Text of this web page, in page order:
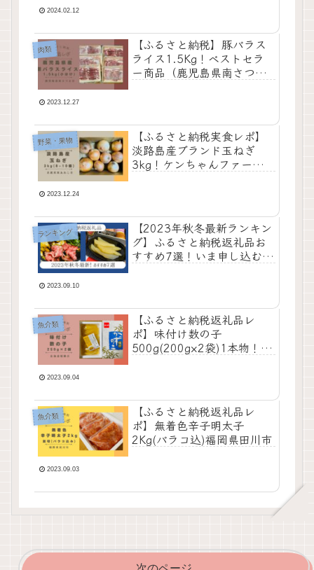
2024.02.12
肉類
【ふるさと納税】豚バラス
ライス1.5Kg！ベストセラ
ー商品（鹿児島県南さつま
2023.12.27
野菜・果物
【ふるさと納税実食レポ】
淡路島産ブランド玉ねぎ
3kg！ケンちゃんファーム特
2023.12.24
ランキング
【2023年秋冬最新ランキン
グ】ふるさと納税返礼品お
すすめ7選！いま申し込むべ
2023.09.10
魚介類
【ふるさと納税返礼品レ
ポ】味付け数の子
500g(200g×2袋)1本物！北
2023.09.04
魚介類
【ふるさと納税返礼品レ
ポ】無着色辛子明太子
2Kg(バラコ込)福岡県田川市
2023.09.03